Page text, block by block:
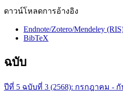
ดาวน์โหลดการอ้างอิง
Endnote/Zotero/Mendeley
BibTeX
ฉบับ
ปีที่ 5 ฉบับที่ 3 (2568): กรกฎาคม - กั